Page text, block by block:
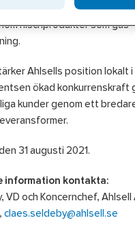
svetsutrustning i Bergen,
nischprodukter som gas-
Ahlsells position lokalt
ökad konkurrenskraft
kunder genom ett
31 augusti 2021.
information kontakta:
VD och Koncernchef, Ahlsell
claes.seldeby@ahlsell.se